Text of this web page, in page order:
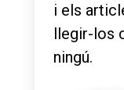
i els
llegir-los
ningú.